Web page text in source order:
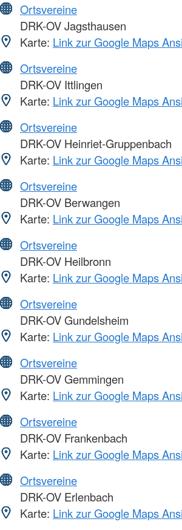
Ortsvereine
DRK-OV Jagsthausen
Karte: Link zur Google Maps
Ortsvereine
DRK-OV Ittlingen
Karte: Link zur Google Maps
Ortsvereine
DRK-OV Heinriet-Gruppenbach
Karte: Link zur Google Maps
Ortsvereine
DRK-OV Berwangen
Karte: Link zur Google Maps
Ortsvereine
DRK-OV Heilbronn
Karte: Link zur Google Maps
Ortsvereine
DRK-OV Gundelsheim
Karte: Link zur Google Maps
Ortsvereine
DRK-OV Gemmingen
Karte: Link zur Google Maps
Ortsvereine
DRK-OV Frankenbach
Karte: Link zur Google Maps
Ortsvereine
DRK-OV Erlenbach
Karte: Link zur Google Maps